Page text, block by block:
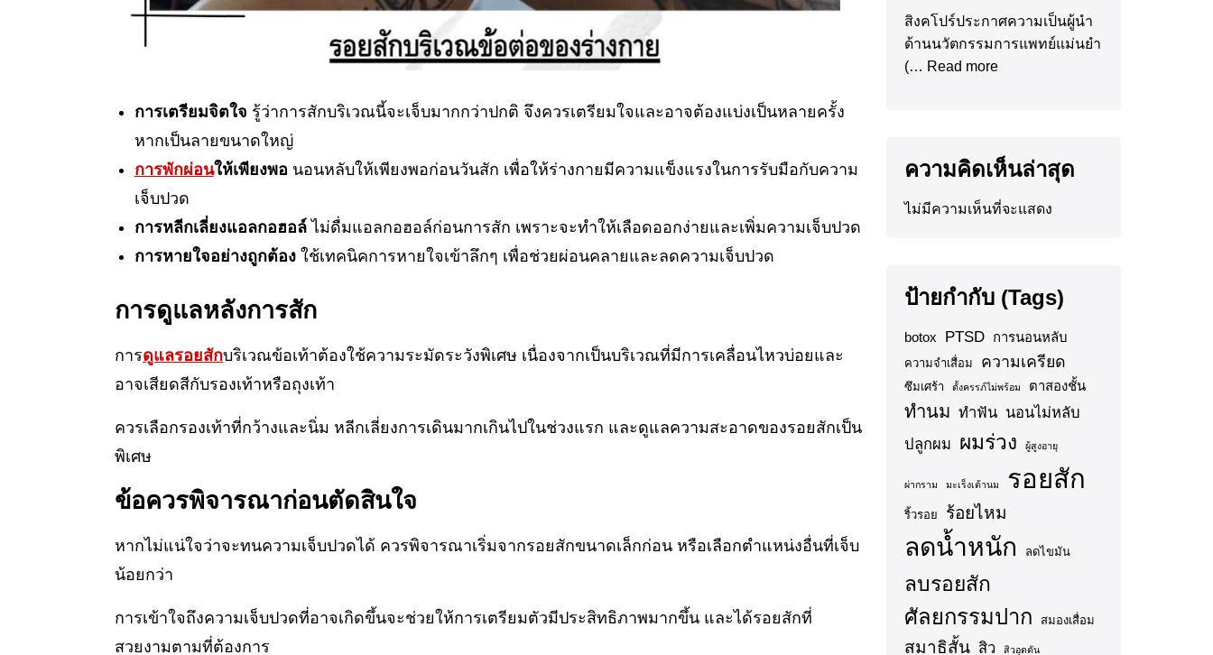
การเตรียมจิตใจ รู้ว่าการสักบริเวณนี้จะเจ็บมากกว่าปกติ จึงควรเตรียมใจและอาจต้องแบ่งเป็นหลายครั้ง
หากเป็นลายขนาดใหญ่
การพักผ่อนให้เพียงพอ นอนหลับให้เพียงพอก่อนวันสัก เพื่อให้ร่างกายมีความแข็งแรงในการรับมือกับความ
เจ็บปวด
การหลีกเลี่ยงแอลกอฮอล์ไม่ดื่มแอลกอฮอล์ก่อนการสัก เพราะจะทำให้เลือดออกง่ายและเพิ่มความเจ็บปวด
การหายใจอย่างถูกต้องใช้เทคนิคการหายใจเข้าลึกๆ เพื่อช่วยผ่อนคลายและลดความเจ็บปวด
การดูแลหลังการสัก
การดูแลรอยสักบริเวณข้อเท้าต้องใช้ความระมัดระวังพิเศษ เนื่องจากเป็นบริเวณที่มีการเคลื่อนไหวบ่อยและ
อาจเสียดสีกับรองเท้าหรือถุงเท้า
ควรเลือกรองเท้าที่กว้างและนิ่ม หลีกเลี่ยงการเดินมากเกินไปในช่วงแรก และดูแลความสะอาดของรอยสักเป็น
พิเศษ
ข้อควรพิจารณาก่อนตัดสินใจ
หากไม่แน่ใจว่าจะทนความเจ็บปวดได้ ควรพิจารณาเริ่มจากรอยสักขนาดเล็กก่อน หรือเลือกตำแหน่งอื่นที่เจ็บ
น้อยกว่า
การเข้าใจถึงความเจ็บปวดที่อาจเกิดขึ้นจะช่วยให้การเตรียมตัวมีประสิทธิภาพมากขึ้น และได้รอยสักที่
สวยงามตามที่ต้องการ
สิงคโปร์ประกาศความเป็นผู้นำ
ด้านนวัตกรรมการแพทย์แม่นยำ
(… Read more
ความคิดเห็นล่าสุด
ไม่มีความเห็นที่จะแสดง
ป้ายกำกับ (Tags)
botox PTSD การนอนหลับ
ความจำเสื่อม ความเครียด
ซึมเศร้า ตั้งครรภ์ไม่พร้อม ตาสองชั้น
ทำนม ทำฟัน นอนไม่หลับ
ปลูกผม ผมร่วง ผู้สูงอายุ
ผ่ากราม มะเร็งเต้านม รอยสัก
ริ้วรอย ร้อยไหม
ลดน้ำหนัก ลดไขมัน
ลบรอยสัก
ศัลยกรรมปาก สมองเสื่อม
สมาธิสั้น สิว สิวอุดตัน